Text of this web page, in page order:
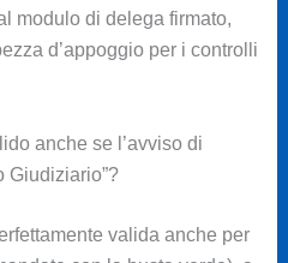
modulo di delega firmato,
d’appoggio per i controlli
anche se l’avviso di
Giudiziario”?
valida anche per